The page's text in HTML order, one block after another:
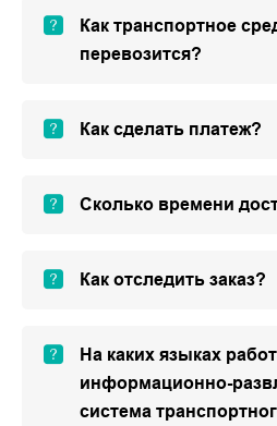
Как транспортное
перевозится?
Как сделать платеж?
Сколько времени
Как отследить заказ?
На каких языках
информационно-
система